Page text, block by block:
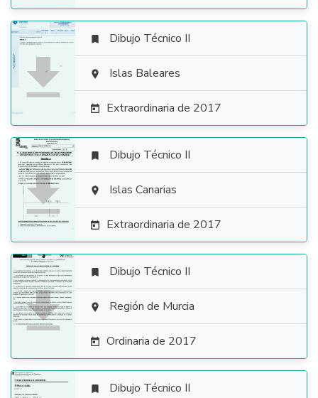

 Dibujo Técnico II
 Islas Baleares
 Extraordinaria de 2017

 Dibujo Técnico II
 Islas Canarias
 Extraordinaria de 2017

 Dibujo Técnico II
 Región de Murcia
 Ordinaria de 2017
 Dibujo Técnico II